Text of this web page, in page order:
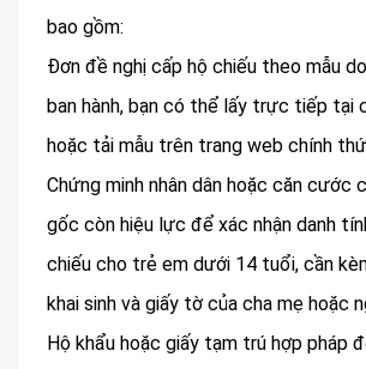
bao gồm:
Đơn đề nghị cấp hộ chiếu theo mẫu
ban hành, bạn có thể lấy trực tiếp tại
hoặc tải mẫu trên trang web chính
Chứng minh nhân dân hoặc căn cước
gốc còn hiệu lực để xác nhận danh
chiếu cho trẻ em dưới 14 tuổi, cần
khai sinh và giấy tờ của cha mẹ hoặc
Hộ khẩu hoặc giấy tạm trú hợp pháp